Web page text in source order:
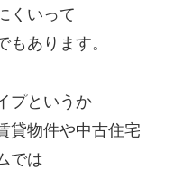
くいって
もあります。
プというか
貸物件や中古住宅
では